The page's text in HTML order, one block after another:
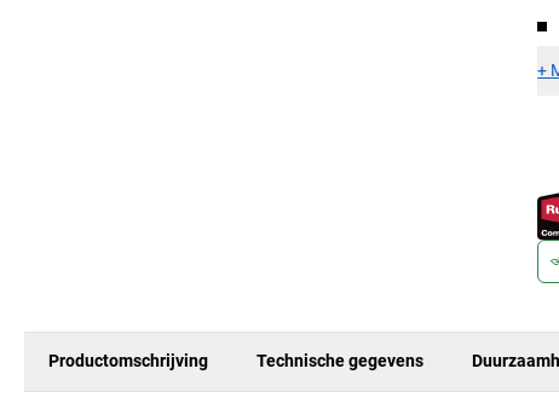
+
Productomschrijving Technische gegevens